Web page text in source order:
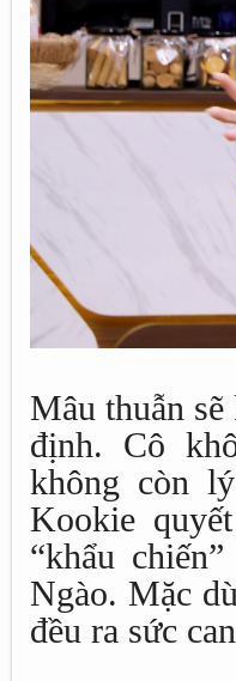
Mâu thuẫn
định. Cô
không còn
Kookie
“khẩu
Ngào. Mặc
đều ra sức